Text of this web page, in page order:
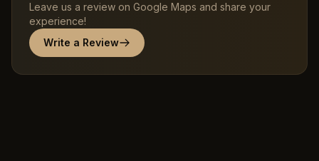
Leave us a review on Google Maps and share your
experience!
Write a Review